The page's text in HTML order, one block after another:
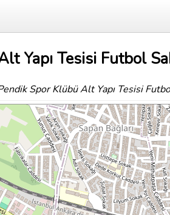
Yapı Tesisi Futbol
Spor Klübü Alt Yapı Tesisi